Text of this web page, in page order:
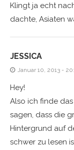
Klingt ja echt
dachte, Asiaten
JESSICA
Januar 10, 2013 -
Hey!
Also ich finde
sagen, dass die
Hintergrund auf
schwer zu lesen